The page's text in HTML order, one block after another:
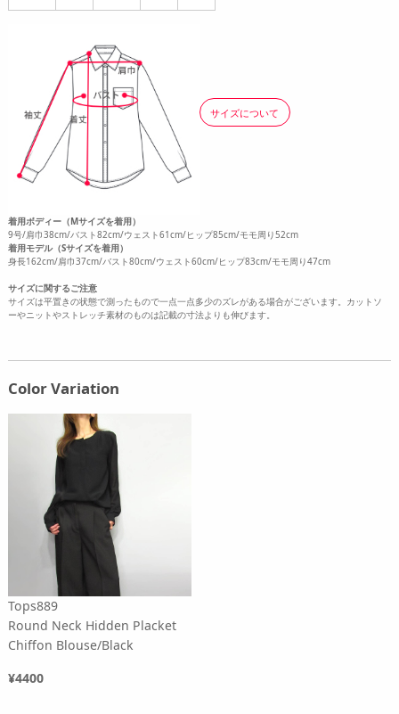
サイズについて
着用ボディー（Mサイズを着用）
9号/肩巾38cm/バスト82cm/ウェスト61cm/ヒップ85cm/モモ周り52cm
着用モデル（Sサイズを着用）
身長162cm/肩巾37cm/バスト80cm/ウェスト60cm/ヒップ83cm/モモ周り47cm
サイズに関するご注意
サイズは平置きの状態で測ったもので一点一点多少のズレがある場合がございます。カットソ
ーやニットやストレッチ素材のものは記載の寸法よりも伸びます。
Color Variation
Tops889
Round Neck Hidden Placket
Chiffon Blouse/Black
¥4400